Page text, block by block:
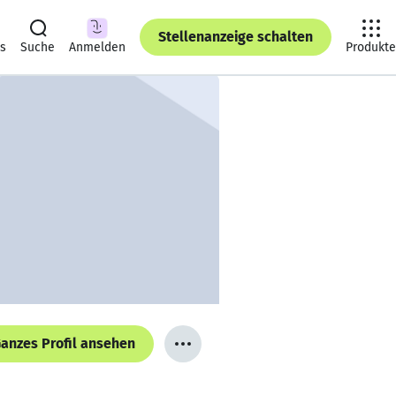
Suche Anmelden
Stellenanzeige schalten
Produkte
Profil ansehen